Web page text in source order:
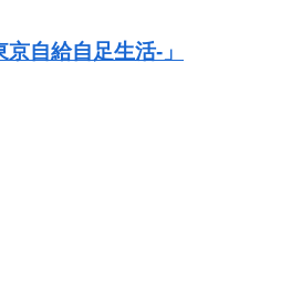
自給自足生活-」